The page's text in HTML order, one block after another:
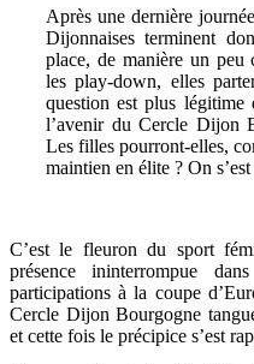
Après une dernière
Dijonnaises terminent
place, de manière un peu
les play-down, elles
question est plus légitime
l’avenir du Cercle Dijon
Les filles pourront-elles,
maintien en élite ? On
C’est le fleuron du sport
présence ininterrompue
participations à la coupe
Cercle Dijon Bourgogne
et cette fois le précipice s’est